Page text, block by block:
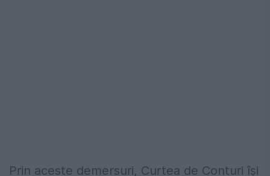
Prin aceste demersuri, Curtea de Conturi își